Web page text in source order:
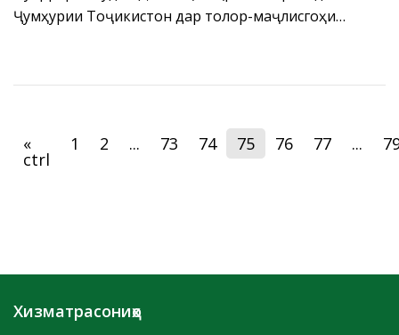
Ҷумҳурии Тоҷикистон дар толор-маҷлисгоҳи
2021, бо иштироки доираи васеъи
«
ctrl
1 2 ... 73 74 75 76 77 ...
Хизматрасониҳо